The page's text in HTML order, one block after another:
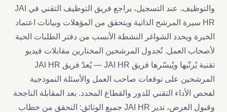
والتوظيف. عند التسجيل، يراجع فريق التوظيف التقني في JAI
HR سيرة المرشح الذاتية ويتحقق من المؤهلات وبيانات اعتماد
الخبرة ويحدد الشواغر النشطة الأنسب من دفتر الطلبات الحية
لأصحاب العمل. تُجدول المرشحين المختارين مقابلات فيديو
تقنية يُرتّبها ويُيسّرها فريق JAI HR — يُعدّ فريق JAI HR
المرشحين على توقعات صاحب العمل والأسئلة النموذجية
لفحص الأداء التقني للدور والقطاع المحدد. بعد المقابلة الناجحة
وقبول العرض، تدير JAI HR جميع الوثائق: التحقق من خطاب